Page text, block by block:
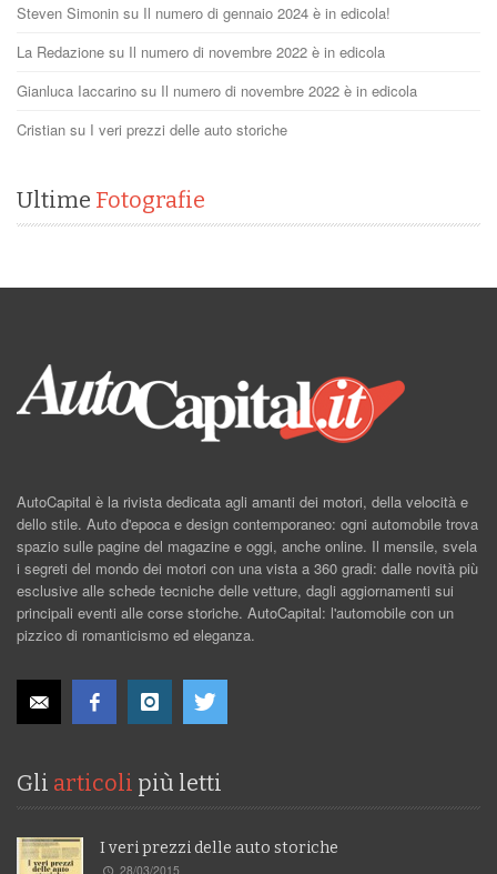
Steven Simonin su Il numero di gennaio 2024 è in edicola!
La Redazione su Il numero di novembre 2022 è in edicola
Gianluca Iaccarino su Il numero di novembre 2022 è in edicola
Cristian su I veri prezzi delle auto storiche
Ultime Fotografie
AutoCapital è la rivista dedicata agli amanti dei motori, della velocità e
dello stile. Auto d'epoca e design contemporaneo: ogni automobile trova
spazio sulle pagine del magazine e oggi, anche online. Il mensile, svela
i segreti del mondo dei motori con una vista a 360 gradi: dalle novità più
esclusive alle schede tecniche delle vetture, dagli aggiornamenti sui
principali eventi alle corse storiche. AutoCapital: l'automobile con un
pizzico di romanticismo ed eleganza.
Gli articoli più letti
I veri prezzi delle auto storiche
28/03/2015